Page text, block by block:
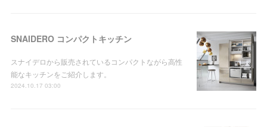
SNAIDERO コンパクトキッチン
スナイデロから販売されているコンパクトながら高性
能なキッチンをご紹介します。
2024.10.17 03:00